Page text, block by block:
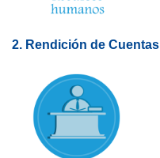
2. Rendición de Cuentas